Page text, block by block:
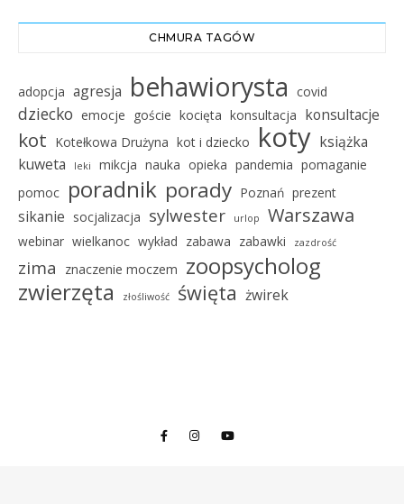
CHMURA TAGÓW
adopcja agresja behawiorysta covid
dziecko emocje goście kocięta konsultacja konsultacje
kot Kotełkowa Drużyna kot i dziecko koty książka
kuweta
leki mikcja nauka opieka pandemia pomaganie
pomoc poradnik porady Poznań prezent
sikanie socjalizacja sylwester urlop Warszawa
webinar wielkanoc wykład zabawa zabawki zazdrość
zima znaczenie moczem zoopsycholog
zwierzęta
złośliwość święta żwirek